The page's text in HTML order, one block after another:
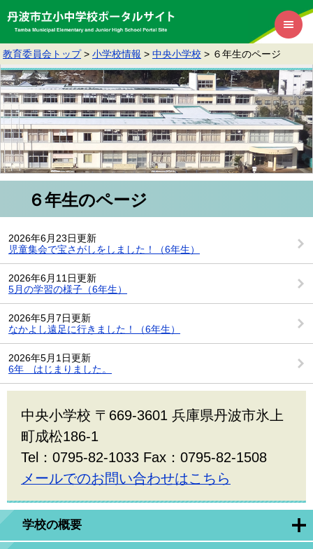
教育委員会トップ > 小学校情報 > 中央小学校 > ６年生のページ
学校の概要
６年生のページ
2026年6月23日更新
児童集会で宝さがしをしました！（6年生）
2026年6月11日更新
5月の学習の様子（6年生）
2026年5月7日更新
なかよし遠足に行きました！（6年生）
2026年5月1日更新
6年 はじまりました。
中央小学校 〒669-3601 兵庫県丹波市氷上
町成松186-1
Tel：0795-82-1033 Fax：0795-82-1508
メールでのお問い合わせはこちら